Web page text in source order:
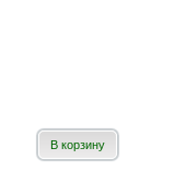
В корзину